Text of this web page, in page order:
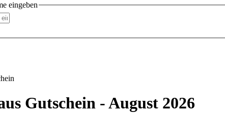
eingeben
Gutschein - August 2026